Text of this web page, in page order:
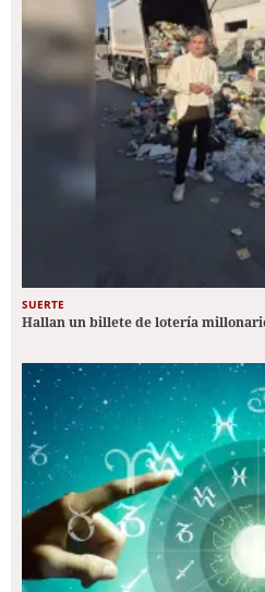
SUERTE
Hallan un billete de lotería